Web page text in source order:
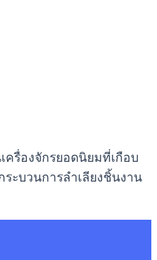
เครื่องจักรยอดนิยมที่เกือบ
ระบวนการลำเลียงชิ้นงาน